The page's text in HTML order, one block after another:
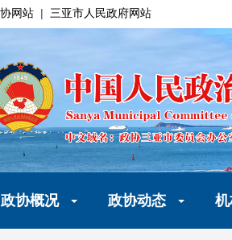
网站 | 三亚市人民政府网站
政协概况 政协动态